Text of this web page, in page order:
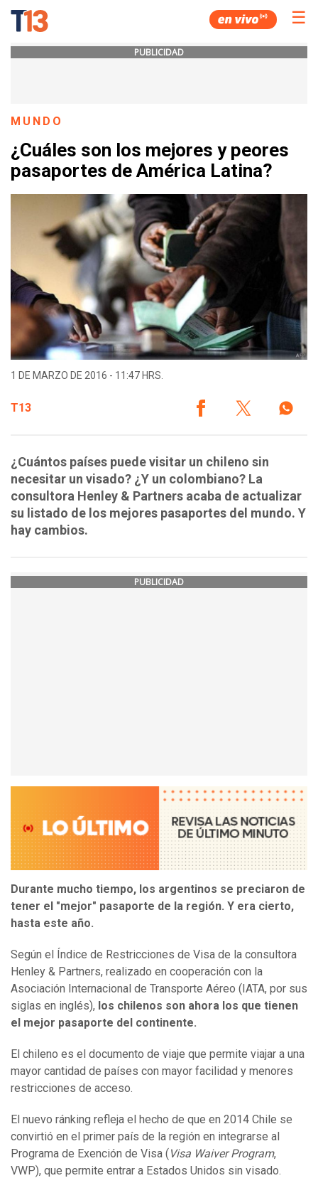
☰
PUBLICIDAD
MUNDO
¿Cuáles son los mejores y peores
pasaportes de América Latina?
1 DE MARZO DE 2016 - 11:47 HRS.
T13
¿Cuántos países puede visitar un chileno sin
necesitar un visado? ¿Y un colombiano? La
consultora Henley & Partners acaba de actualizar
su listado de los mejores pasaportes del mundo. Y
hay cambios.
PUBLICIDAD
Durante mucho tiempo, los argentinos se preciaron de
tener el "mejor" pasaporte de la región. Y era cierto,
hasta este año.
Según el Índice de Restricciones de Visa de la consultora
Henley & Partners, realizado en cooperación con la
Asociación Internacional de Transporte Aéreo (IATA, por sus
siglas en inglés), los chilenos son ahora los que tienen
el mejor pasaporte del continente.
El chileno es el documento de viaje que permite viajar a una
mayor cantidad de países con mayor facilidad y menores
restricciones de acceso.
El nuevo ránking refleja el hecho de que en 2014 Chile se
convirtió en el primer país de la región en integrarse al
Programa de Exención de Visa ( Visa Waiver Program,
VWP), que permite entrar a Estados Unidos sin visado.